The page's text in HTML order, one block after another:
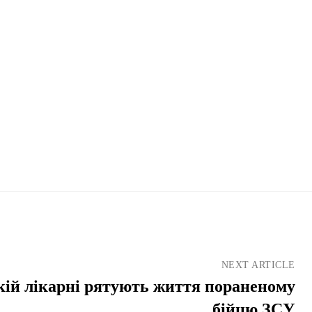
NEXT ARTICLE
лікарні рятують життя пораненому